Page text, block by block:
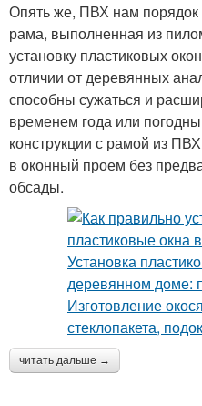
Опять же, ПВХ нам порядок
рама, выполненная из
установку пластиковых
отличии от деревянных
способны сужаться и
временем года или
конструкции с рамой из
в оконный проем без
обсады.
читать дальше →